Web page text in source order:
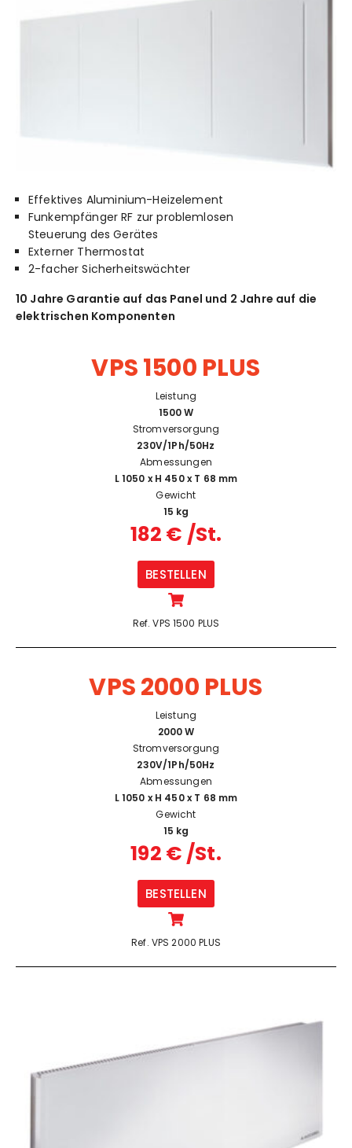
Effektives Aluminium-Heizelement
Funkempfänger RF zur problemlosen
Steuerung des Gerätes
Externer Thermostat
2-facher Sicherheitswächter
10 Jahre Garantie auf das Panel und 2 Jahre auf die
elektrischen Komponenten
VPS 1500 PLUS
Leistung
1500 W
Stromversorgung
230V/1Ph/50Hz
Abmessungen
L 1050 x H 450 x T 68 mm
Gewicht
15 kg
182 € /St.
BESTELLEN
Ref. VPS 1500 PLUS
VPS 2000 PLUS
Leistung
2000 W
Stromversorgung
230V/1Ph/50Hz
Abmessungen
L 1050 x H 450 x T 68 mm
Gewicht
15 kg
192 € /St.
BESTELLEN
Ref. VPS 2000 PLUS